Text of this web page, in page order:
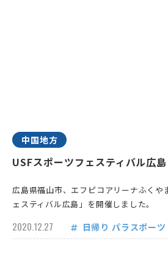
中国地方
USFスポーツフェスティバル広島
広島県福山市、エフピコアリーナふくや
ェスティバル広島」を開催しました。
2020.12.27 日帰り パラスポーツ